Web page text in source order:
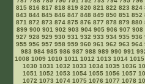
815 816 817 818 819 820 821 822 823 824
843 844 845 846 847 848 849 850 851 852
871 872 873 874 875 876 877 878 879 880
899 900 901 902 903 904 905 906 907 908
927 928 929 930 931 932 933 934 935 936
955 956 957 958 959 960 961 962 963 964
983 984 985 986 987 988 989 990 991
1008 1009 1010 1011 1012 1013 1014 1015
1030 1031 1032 1033 1034 1035 1036
1051 1052 1053 1054 1055 1056 1057
1072 1073 1074 1075 1076 1077 1078